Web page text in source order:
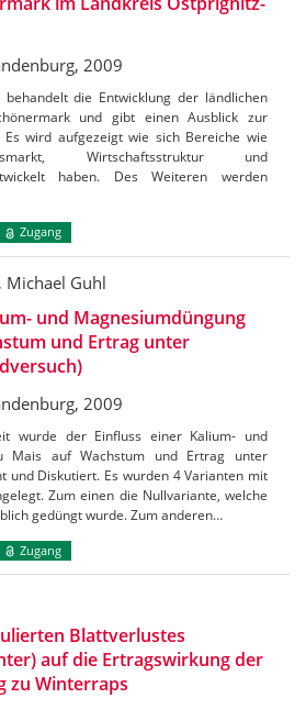
2009
die Entwicklung der ländlichen
und gibt einen Ausblick zur
wird aufgezeigt wie sich Bereiche wie
Wirtschaftsstruktur und
haben. Des Weiteren werden
Zugang
Guhl
und Magnesiumdüngung
und Ertrag unter
2009
wurde der Einfluss einer Kalium- und
Mais auf Wachstum und Ertrag unter
und Diskutiert. Es wurden 4 Varianten mit
Zum einen die Nullvariante, welche
gedüngt wurde. Zum anderen…
Zugang
Blattverlustes
auf die Ertragswirkung der
zu Winterraps